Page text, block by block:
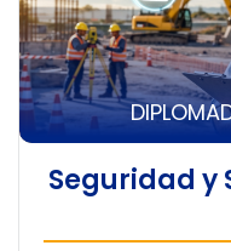
Seguridad y